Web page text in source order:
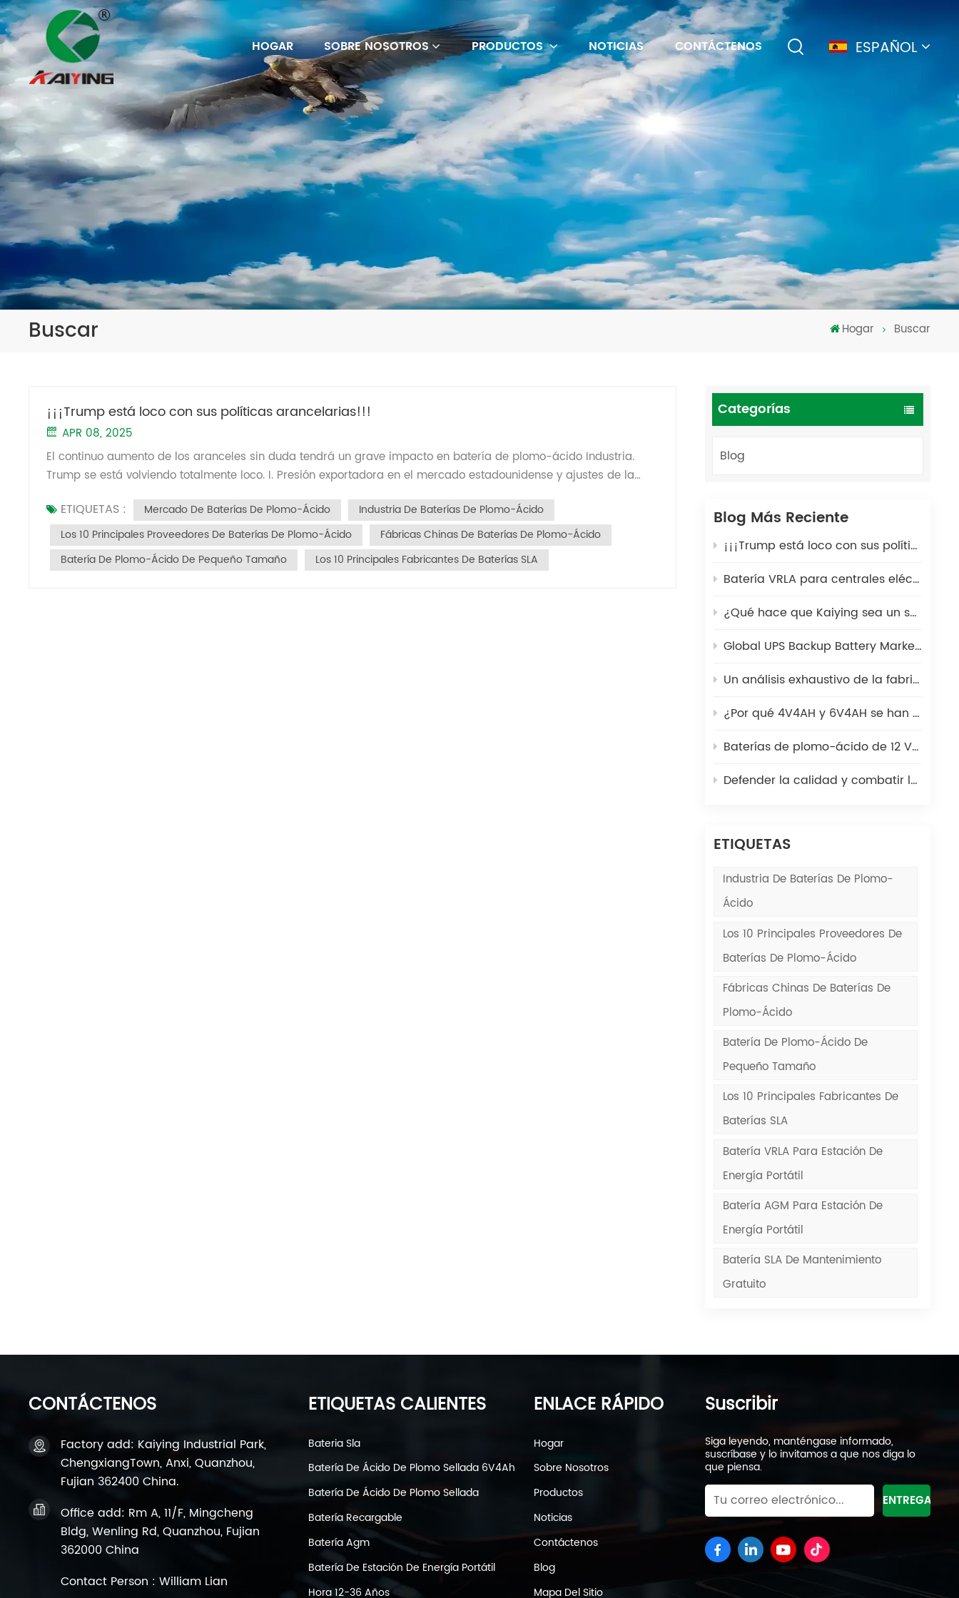
HOGAR SOBRE NOSOTROS PRODUCTOS NOTICIAS CONTÁCTENOS ESPAÑOL
español
português
Türkçe
Buscar Hogar Buscar
Categorías
Blog
Blog Más Reciente
¡¡¡Trump está loco con sus políticas arancelarias!!!
Batería VRLA para centrales eléctricas portátiles: una solución energética segura y duradera para exteriores
¿Qué hace que Kaiying sea un socio global de confianza en la fabricación de baterías de plomo-ácido durante 25 años?
Global UPS Backup Battery Market 2025: Cómo coexisten las baterías de plomo-ácido y litio
Un análisis exhaustivo de la fabricación de placas de batería de plomo-ácido: desde lingotes de plomo hasta placas verdes
¿Por qué 4V4AH y 6V4AH se han convertido en la fuente de energía preferida para escalas electrónicas?
Baterías de plomo-ácido de 12 V en salvaescaleras | Poder Kaiying
Defender la calidad y combatir las falsificaciones | Poder Kaiying
ETIQUETAS
Industria De Baterías De Plomo-
Ácido
Los 10 Principales Proveedores De
Baterías De Plomo-Ácido
Fábricas Chinas De Baterías De
Plomo-Ácido
Batería De Plomo-Ácido De
Pequeño Tamaño
Los 10 Principales Fabricantes De
Baterías SLA
Batería VRLA Para Estación De
Energía Portátil
Batería AGM Para Estación De
Energía Portátil
Batería SLA De Mantenimiento
Gratuito
¡¡¡Trump está loco con sus políticas arancelarias!!!
APR 08, 2025
El continuo aumento de los aranceles sin duda tendrá un grave impacto en batería de plomo-ácido Industria.
Trump se está volviendo totalmente loco. I. Presión exportadora en el mercado estadounidense y ajustes de la
enfrentan ahora a un arancel integral del 54 %, que combina los aranceles anteriores con los nuevos aranceles
recíprocos. Esto ha incrementado drásticamente los costos de exportación, lo que ha provocado graves pérdidas
de pedidos para las pequeñas y medianas empresas (pymes). Rutas de transbordo bloqueadas: Los principales
centros de transbordo del Sudeste Asiático (por ejemplo, Vietnam) están sujetos a un arancel del 46%, lo que
ETIQUETAS : Mercado De Baterías De Plomo-Ácido
Industria De Baterías De Plomo-Ácido
Los 10 Principales Proveedores De Baterías De Plomo-Ácido
Fábricas Chinas De Baterías De Plomo-Ácido
Batería De Plomo-Ácido De Pequeño Tamaño
Los 10 Principales Fabricantes De Baterías SLA
CONTÁCTENOS
Factory add: Kaiying Industrial Park,
ChengxiangTown, Anxi, Quanzhou,
Fujian 362400 China.
Office add: Rm A, 11/F, Mingcheng
Bldg, Wenling Rd, Quanzhou, Fujian
362000 China
Contact Person : William Lian
ETIQUETAS CALIENTES
Bateria Sla
Batería De Ácido De Plomo Sellada 6V4Ah
Batería De Ácido De Plomo Sellada
Batería Recargable
Batería Agm
Batería De Estación De Energía Portátil
Hora 12-36 Años
ENLACE RÁPIDO
Hogar
Sobre Nosotros
Productos
Noticias
Contáctenos
Blog
Mapa Del Sitio
Suscribir
Siga leyendo, manténgase informado,
suscríbase y lo invitamos a que nos diga lo
que piensa.